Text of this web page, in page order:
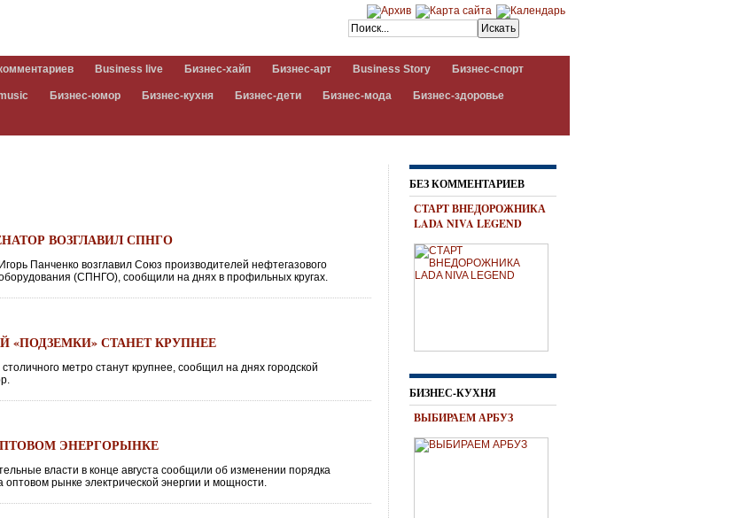
Business live Бизнес-хайп Бизнес-арт Business Story Бизнес-спорт
Бизнес-юмор Бизнес-кухня Бизнес-дети Бизнес-мода Бизнес-здоровье
ВОЗГЛАВИЛ СПНГО
Игорь Панченко возглавил Союз производителей нефтегазового
(СПНГО), сообщили на днях в профильных кругах.
«ПОДЗЕМКИ» СТАНЕТ КРУПНЕЕ
метро станут крупнее, сообщил на днях городской
ЭНЕРГОРЫНКЕ
власти в конце августа сообщили об изменении порядка
рынке электрической энергии и мощности.
БЕЗ КОММЕНТАРИЕВ
СТАРТ ВНЕДОРОЖНИКА
LADA NIVA LEGEND
БИЗНЕС-КУХНЯ
ВЫБИРАЕМ АРБУЗ